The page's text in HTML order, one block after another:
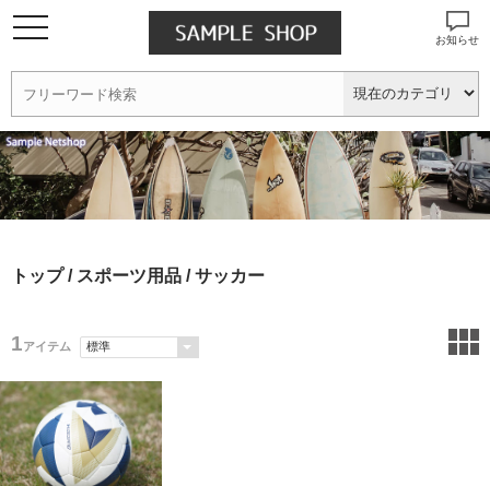
お知らせ
トップ/ スポーツ用品 / サッカー
1アイテム